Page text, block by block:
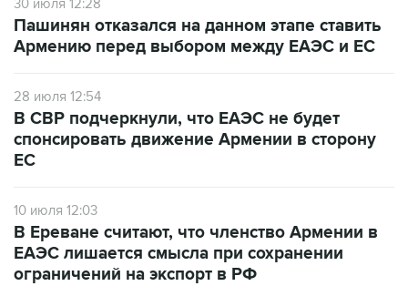
30 июля 12:28
Пашинян отказался на данном этапе ставить
Армению перед выбором между ЕАЭС и ЕС
28 июля 12:54
В СВР подчеркнули, что ЕАЭС не будет
спонсировать движение Армении в сторону
ЕС
10 июля 12:03
В Ереване считают, что членство Армении в
ЕАЭС лишается смысла при сохранении
ограничений на экспорт в РФ